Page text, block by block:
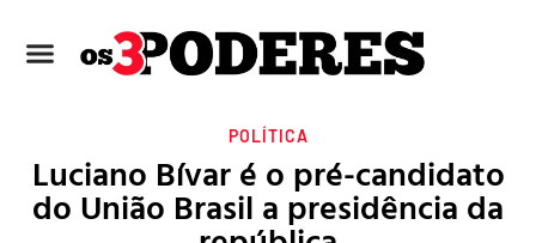
POLÍTICA
Luciano Bívar é o pré-candidato
do União Brasil a presidência da